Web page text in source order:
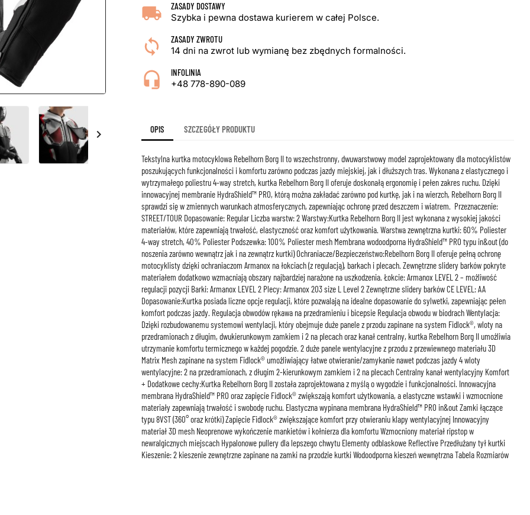

ZASADY DOSTAWY
Szybka i pewna dostawa kurierem w całej Polsce.
ZASADY ZWROTU
14 dni na zwrot lub wymianę bez zbędnych formalności.
INFOLINIA
+48 778-890-089
OPIS SZCZEGÓŁY PRODUKTU
Tekstylna kurtka motocyklowa Rebelhorn Borg II to wszechstronny, dwuwarstwowy model zaprojektowany dla motocyklistów
poszukujących funkcjonalności i komfortu zarówno podczas jazdy miejskiej, jak i dłuższych tras. Wykonana z elastycznego i
wytrzymałego poliestru 4-way stretch, kurtka Rebelhorn Borg II oferuje doskonałą ergonomię i pełen zakres ruchu. Dzięki
innowacyjnej membranie HydraShield™ PRO, którą można zakładać zarówno pod kurtkę, jak i na wierzch, Rebelhorn Borg II
sprawdzi się w zmiennych warunkach atmosferycznych, zapewniając ochronę przed deszczem i wiatrem. Przeznaczenie:
STREET/TOUR Dopasowanie: Regular Liczba warstw: 2 Warstwy:Kurtka Rebelhorn Borg II jest wykonana z wysokiej jakości
materiałów, które zapewniają trwałość, elastyczność oraz komfort użytkowania. Warstwa zewnętrzna kurtki: 60% Poliester
4-way stretch, 40% Poliester Podszewka: 100% Poliester mesh Membrana wodoodporna HydraShield™ PRO typu in&out (do
noszenia zarówno wewnątrz jak i na zewnątrz kurtki) Ochraniacze/Bezpieczeństwo:Rebelhorn Borg II oferuje pełną ochronę
motocyklisty dzięki ochraniaczom Armanox na łokciach (z regulacją), barkach i plecach. Zewnętrzne slidery barków pokryte
materiałem dodatkowo wzmacniają obszary najbardziej narażone na uszkodzenia. Łokcie: Armanox LEVEL 2 – możliwość
regulacji pozycji Barki: Armanox LEVEL 2 Plecy: Armanox 203 size L Level 2 Zewnętrzne slidery barków CE LEVEL: AA
Dopasowanie:Kurtka posiada liczne opcje regulacji, które pozwalają na idealne dopasowanie do sylwetki, zapewniając pełen
komfort podczas jazdy. Regulacja obwodów rękawa na przedramieniu i bicepsie Regulacja obwodu w biodrach Wentylacja:
Dzięki rozbudowanemu systemowi wentylacji, który obejmuje duże panele z przodu zapinane na system Fidlock®, wloty na
przedramionach z długim, dwukierunkowym zamkiem i 2 na plecach oraz kanał centralny, kurtka Rebelhorn Borg II umożliwia
utrzymanie komfortu termicznego w każdej pogodzie. 2 duże panele wentylacyjne z przodu z przewiewnego materiału 3D
Matrix Mesh zapinane na system Fidlock® umożliwiający łatwe otwieranie/zamykanie nawet podczas jazdy 4 wloty
wentylacyjne: 2 na przedramionach, z długim 2-kierunkowym zamkiem i 2 na plecach Centralny kanał wentylacyjny Komfort
+ Dodatkowe cechy:Kurtka Rebelhorn Borg II została zaprojektowana z myślą o wygodzie i funkcjonalności. Innowacyjna
membrana HydraShield™ PRO oraz zapięcie Fidlock® zwiększają komfort użytkowania, a elastyczne wstawki i wzmocnione
materiały zapewniają trwałość i swobodę ruchu. Elastyczna wypinana membrana HydraShield™ PRO in&out Zamki łączące
typu 8VST (360° oraz krótki) Zapięcie Fidlock® zwiększające komfort przy otwieraniu klapy wentylacyjnej Innowacyjny
materiał 3D mesh Neoprenowe wykończenie mankietów i kołnierza dla komfortu Wzmocniony materiał ripstop w
newralgicznych miejscach Hypalonowe pullery dla lepszego chwytu Elementy odblaskowe Reflective Przedłużany tył kurtki
Kieszenie: 2 kieszenie zewnętrzne zapinane na zamki na przodzie kurtki Wodoodporna kieszeń wewnętrzna Tabela Rozmiarów